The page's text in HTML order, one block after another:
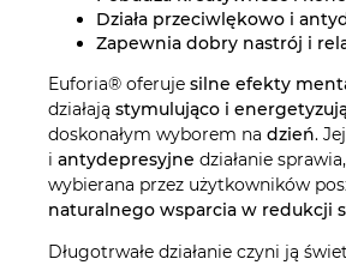
Działa przeciwlękowo i
Zapewnia dobry nastrój i
Euforia® oferuje silne efekty
działają stymulująco i
doskonałym wyborem na dzień. Jej
i antydepresyjne działanie
wybierana przez użytkowników
naturalnego wsparcia w redukcji
Długotrwałe działanie czyni ją